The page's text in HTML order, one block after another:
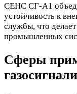
СЕНС СГ-А1
устойчивость к
службы, что
промышленных
Сферы